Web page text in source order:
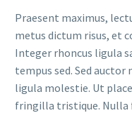
Praesent maximus,
metus dictum risus, et
Integer rhoncus ligula
tempus sed. Sed
ligula molestie. Ut
fringilla tristique. Nulla